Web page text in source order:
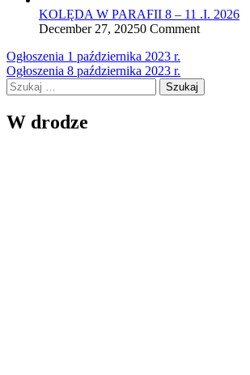
KOLĘDA W PARAFII 8 – 11 .I. 2026
December 27, 20250 Comment
Nawigacja
wpisu
Ogłoszenia 1 października 2023 r.
Ogłoszenia 8 października 2023 r.
Szukaj:
W drodze